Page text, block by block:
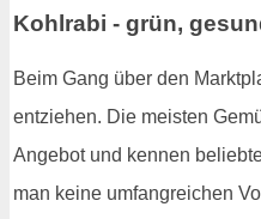
Kohlrabi - grün,
Beim Gang über den
entziehen. Die meisten
Angebot und kennen
man keine umfangreichen